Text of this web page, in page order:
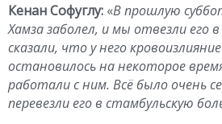
Кенан Софуглу: «В прошлую
Хамза заболел, и мы отвезли его
сказали, что у него
остановилось на некоторое
работали с ним. Всё было очень
перевезли его в стамбульскую